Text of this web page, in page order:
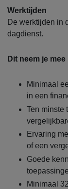
Werktijden
De werktijden in
dagdienst.
Dit neem je mee
Minimaal
in een
Ten minste
Ervaring
of een
Goede
Minimaal